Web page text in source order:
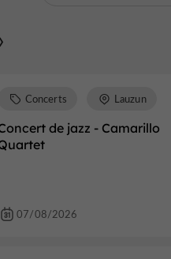
de jazz - Camarillo
Concerts Lauzun
07/08/2026